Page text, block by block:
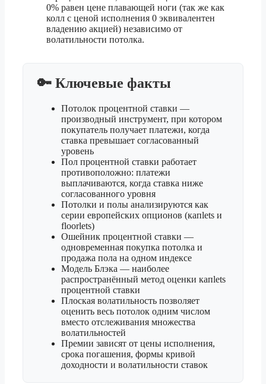
0% равен цене плавающей ноги (так же как
колл с ценой исполнения 0 эквивалентен
владению акцией) независимо от
волатильности потолка.
🔑 Ключевые факты
Потолок процентной ставки —
производный инструмент, при котором
покупатель получает платежи, когда
ставка превышает согласованный
уровень
Пол процентной ставки работает
противоположно: платежи
выплачиваются, когда ставка ниже
согласованного уровня
Потолки и полы анализируются как
серии европейских опционов (капlets и
floorlets)
Ошейник процентной ставки —
одновременная покупка потолка и
продажа пола на одном индексе
Модель Блэка — наиболее
распространённый метод оценки капlets
процентной ставки
Плоская волатильность позволяет
оценить весь потолок одним числом
вместо отслеживания множества
волатильностей
Премии зависят от цены исполнения,
срока погашения, формы кривой
доходности и волатильности ставок